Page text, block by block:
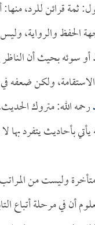
ثمة قرائن للرد، منها:
والرواية، وليس
سوئه بحيث أن الناظر
ولكن ضعفه
رحمه الله: متروك
بأحاديث يتفرد بها
وليست من المراتب
أن في مرحلة أتباع